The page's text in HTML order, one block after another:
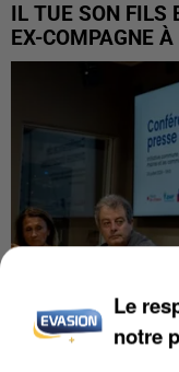
IL TUE SON FILS
EX-COMPAGNE
Le
notre